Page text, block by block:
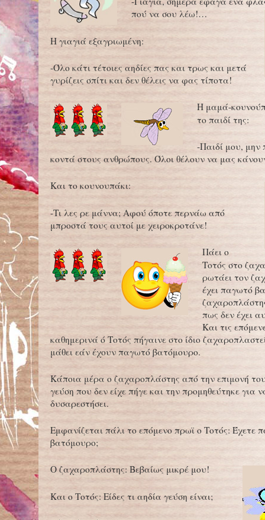
πού να σου λέω!…
Η γιαγιά εξαγριωμένη:
-Όλο κάτι τέτοιες αηδίες πας και τρως και μετά
γυρίζεις σπίτι και δεν θέλεις να φας τίποτα!
Η μαμά-
το παιδί της:
-Παιδί μου, μην
κοντά στους ανθρώπους. Όλοι θέλουν να μας
Και το κουνουπάκι:
-Τι λες ρε μάννα; Αφού όποτε περνάω από
μπροστά τους αυτοί με χειροκροτάνε!
Πάει ο
Τοτός στο
ρωτάει τον
έχει παγωτό
πως δεν έχει
Και τις
καθημερινά ό Τοτός πήγαινε στο ίδιο
μάθει εάν έχουν παγωτό βατόμουρο.
Κάποια μέρα ο ζαχαροπλάστης από την επιμονή
γεύση που δεν είχε πήγε και την προμηθεύτηκε για
δυσαρεστήσει.
Εμφανίζεται πάλι το επόμενο πρωϊ ο Τοτός: Έχετε
βατόμουρο;
Ο ζαχαροπλάστης: Βεβαίως μικρέ μου!
Και ο Τοτός: Είδες τι αηδία γεύση είναι;